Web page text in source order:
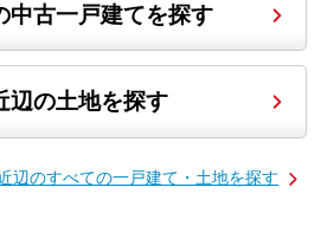
中古一戸建てを探す
辺の土地を探す
辺のすべての一戸建て・土地を探す